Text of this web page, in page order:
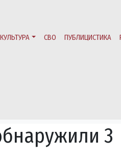
КУЛЬТУРА СВО ПУБЛИЦИСТИКА
3